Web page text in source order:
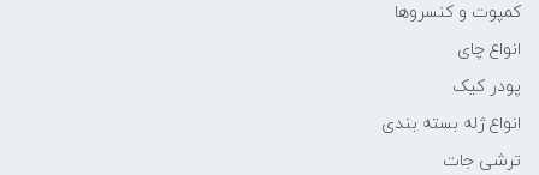
کمپوت و کنسروها
انواع چای
پودر کیک
انواع ژله بسته بندی
ترشی جات